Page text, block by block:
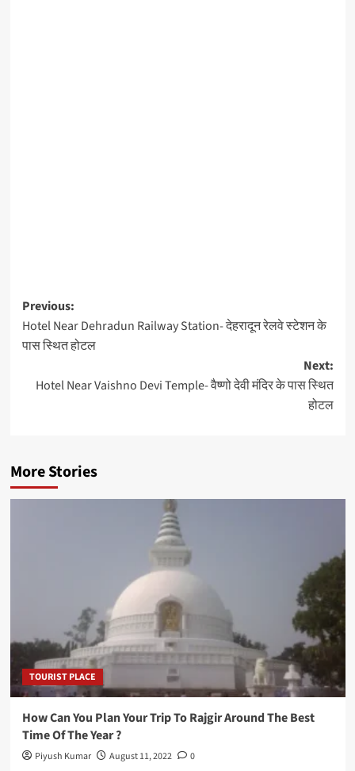
Previous:
Hotel Near Dehradun Railway Station- देहरादून रेलवे स्टेशन के
पास स्थित होटल
Next:
Hotel Near Vaishno Devi Temple- वैष्णो देवी मंदिर के पास स्थित
होटल
More Stories
TOURIST PLACE
How Can You Plan Your Trip To Rajgir Around The Best
Time Of The Year ?
Piyush Kumar August 11, 2022 0